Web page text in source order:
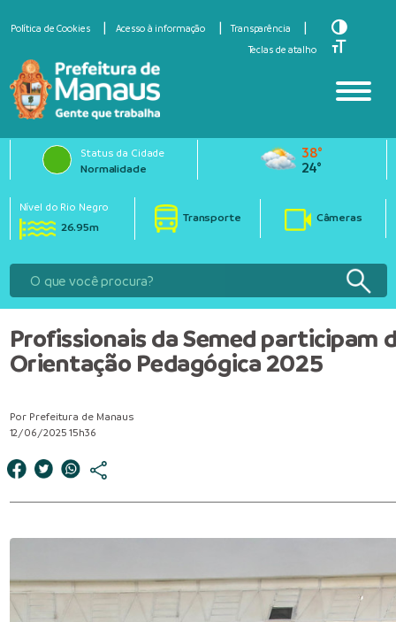
Política de Cookies Acesso à informação
Transparência
Teclas de atalho
Toggle
Toggle
Status da Cidade
Normalidade
38°
24°
Nível do Rio Negro
26.95m
Transporte Câmeras
Profissionais da Semed participam
Orientação Pedagógica 2025
Por Prefeitura de Manaus
12/06/2025 15h36